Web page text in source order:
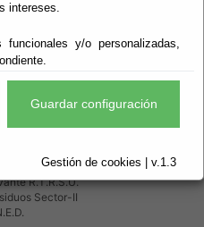
intereses.
y/o personalizadas,
Guardar configuración
Gestión de cookies | v.1.3
interés
del Catastro
Públicas
Concejal
Poniente
Levante
R.T.R.S.U.
Sector-II